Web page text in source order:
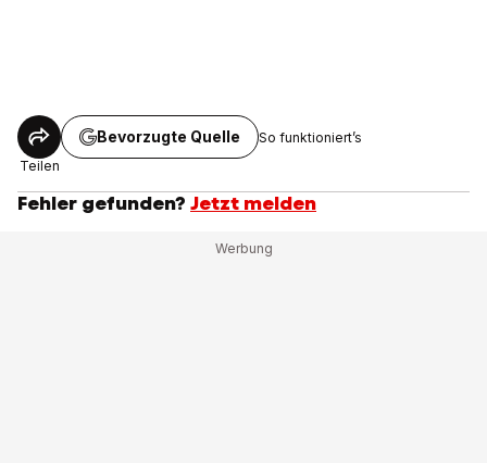
Teilen
Bevorzugte Quelle So funktioniert’s
Fehler gefunden? Jetzt melden